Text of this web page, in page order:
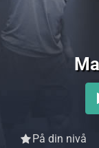
På din nivå